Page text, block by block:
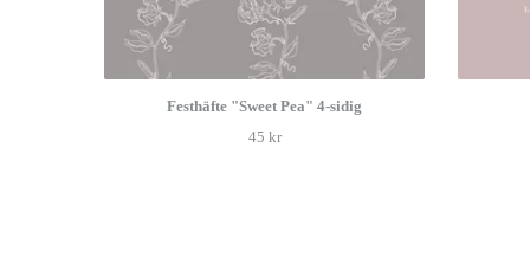
Festhäfte "Sweet Pea" 4-sidig
45 kr